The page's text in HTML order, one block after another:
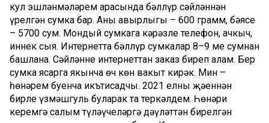
кул эшләнмәләрем арасында бәллүр сәйләннән
үрелгән сумка бар. Аның авырлыгы – 600 грамм, бәясе
– 5700 сум. Мондый сумкага кәрәзле телефон, ачкыч,
иннек сыя. Интернетта бәллүр сумкалар 8–9 мең сумнан
башлана. Сәйләнне интернеттан заказ биреп алам. Бер
сумка ясарга якынча өч көн вакыт кирәк. Мин –
һөнәрем буенча икътисадчы. 2021 елның җәеннән
бирле үзмәшгуль буларак та теркәлдем. Һөнәри
керемгә салым түләүчеләргә дәүләттән бирелгән